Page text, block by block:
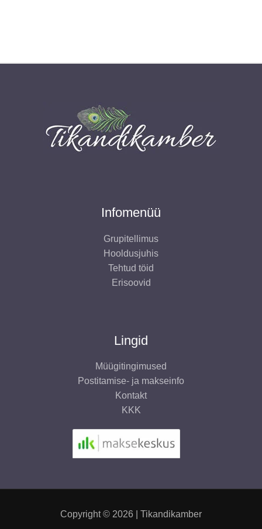
Infomenüü
Grupitellimus
Hooldusjuhis
Tehtud töid
Erisoovid
Lingid
Müügitingimused
Postitamise- ja makseinfo
Kontakt
KKK
Copyright © 2026 | Tikandikamber